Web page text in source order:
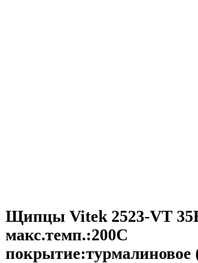
Щипцы Vitek 2523-VT
макс.темп.:200С
покрытие:турмалиновое